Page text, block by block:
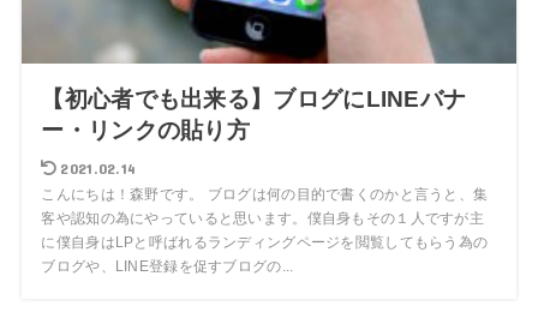
【初心者でも出来る】ブログにLINEバナ
ー・リンクの貼り方
2021.02.14
こんにちは！森野です。 ブログは何の目的で書くのかと言うと、集
客や認知の為にやっていると思います。僕自身もその１人ですが主
に僕自身はLPと呼ばれるランディングページを閲覧してもらう為の
ブログや、LINE登録を促すブログの...